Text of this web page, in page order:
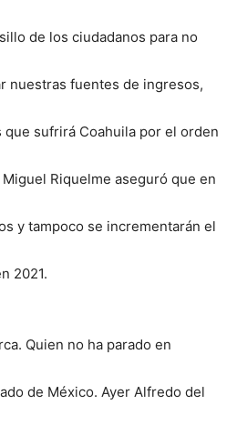
de los ciudadanos para no
nuestras fuentes de ingresos,
sufrirá Coahuila por el orden
Riquelme aseguró que en
y tampoco se incrementarán el
2021.
Quien no ha parado en
de México. Ayer Alfredo del